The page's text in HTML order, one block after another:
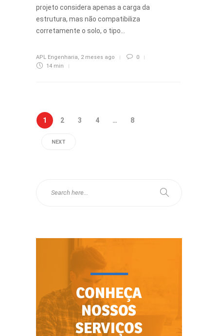
projeto considera apenas a carga da
estrutura, mas não compatibiliza
corretamente o solo, o tipo…
APL Engenharia, 2 meses ago
0
14 min
1 2 3 4 … 8
NEXT